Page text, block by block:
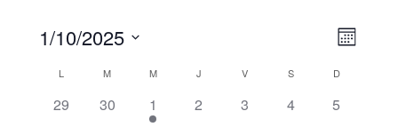
par
Mois
1/10/2025
date.
Calendrier
de
L M M J V S D
0
29
0
évènement,
30
1
évènement,
1
0
2
0
3
0
4
0
5